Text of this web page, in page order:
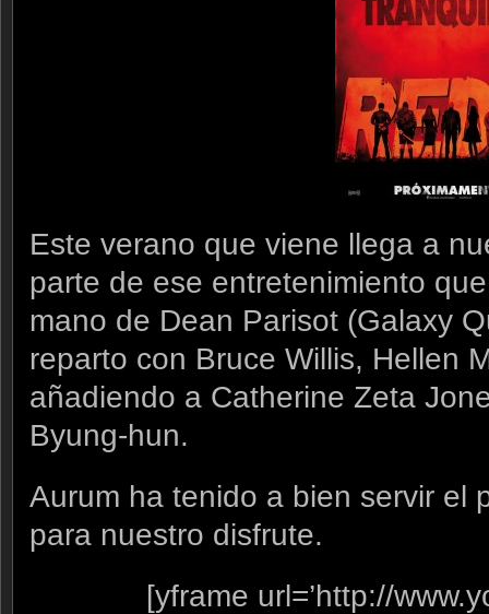
Este verano que viene llega a
parte de ese entretenimiento
mano de Dean Parisot (Galaxy
reparto con Bruce Willis, Hellen
añadiendo a Catherine Zeta
Byung-hun.
Aurum ha tenido a bien servir el
para nuestro disfrute.
[yframe url=’http://